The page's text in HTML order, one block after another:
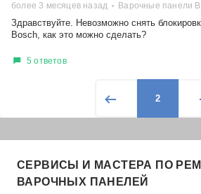
более 3 месяцев назад Варочные панели
Здравствуйте. Невозможно снять
Bosch, как это можно сделать?
5 ответов
2
СЕРВИСЫ И МАСТЕРА ПО
ВАРОЧНЫХ ПАНЕЛЕЙ